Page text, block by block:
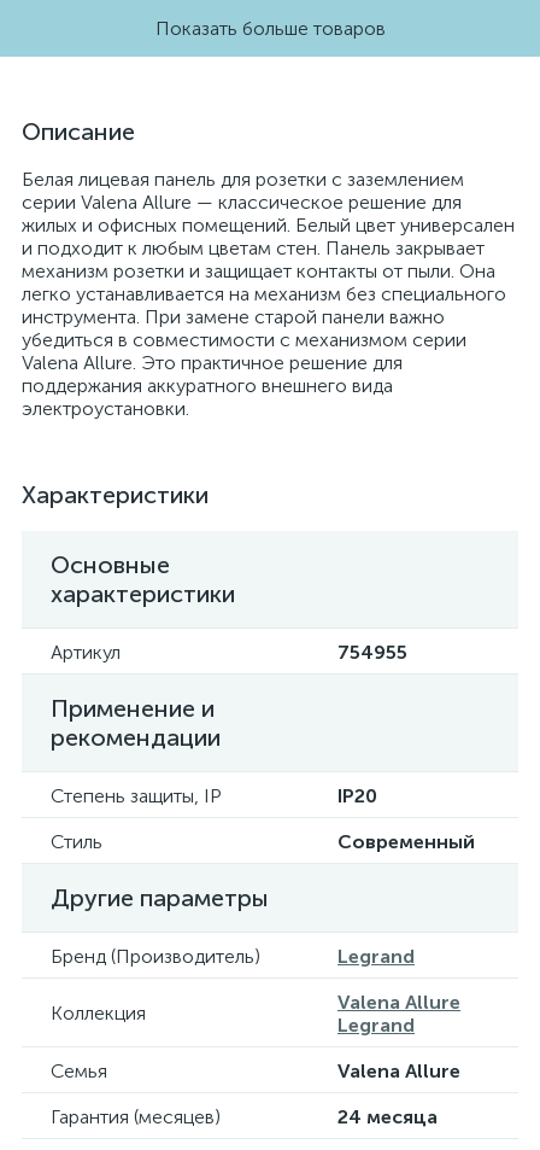
Показать больше товаров
Описание
Белая лицевая панель для розетки с заземлением
серии Valena Allure — классическое решение для
жилых и офисных помещений. Белый цвет универсален
и подходит к любым цветам стен. Панель закрывает
механизм розетки и защищает контакты от пыли. Она
легко устанавливается на механизм без специального
инструмента. При замене старой панели важно
убедиться в совместимости с механизмом серии
Valena Allure. Это практичное решение для
поддержания аккуратного внешнего вида
электроустановки.
Характеристики
Основные
характеристики
Артикул 754955
Применение и
рекомендации
Степень защиты, IP
IP20
Стиль
Современный
Другие параметры
Бренд (Производитель) Legrand
Коллекция
Valena Allure
Legrand
Семья
Valena Allure
Гарантия (месяцев)
24 месяца